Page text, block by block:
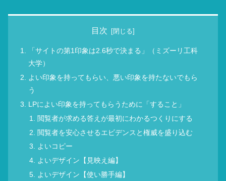
目次
「サイトの第1印象は2.6秒で決まる」（ミズーリ工科
大学）
よい印象を持ってもらい、悪い印象を持たないでもら
う
LPによい印象を持ってもらうために「すること」
閲覧者が求める答えが最初にわかるつくりにする
閲覧者を安心させるエビデンスと権威を盛り込む
よいコピー
よいデザイン【見映え編】
よいデザイン【使い勝手編】